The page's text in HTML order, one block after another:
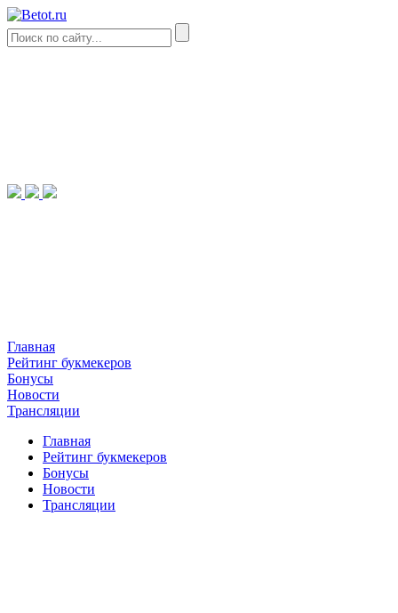
Главная
Рейтинг букмекеров
Бонусы
Новости
Трансляции
Главная
Рейтинг букмекеров
Бонусы
Новости
Трансляции